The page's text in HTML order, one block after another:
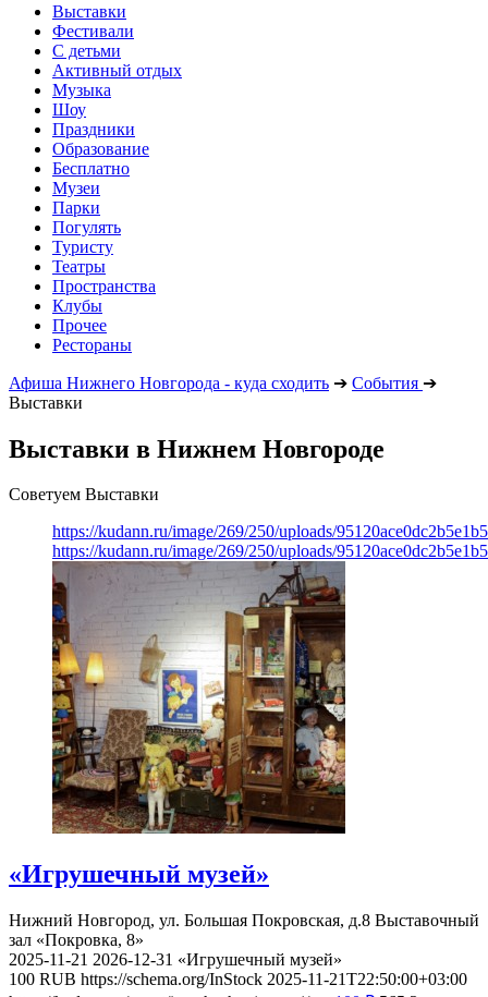
Выставки
Фестивали
С детьми
Активный отдых
Музыка
Шоу
Праздники
Образование
Бесплатно
Музеи
Парки
Погулять
Туристу
Театры
Пространства
Клубы
Прочее
Рестораны
Афиша Нижнего Новгорода - куда сходить ➔ События ➔
Выставки
Выставки в Нижнем Новгороде
Советуем Выставки
https://kudann.ru/image/269/250/uploads/
https://kudann.ru/image/269/250/uploads/
«Игрушечный музей»
Нижний Новгород, ул. Большая Покровская, д.8 Выставочный
зал «Покровка, 8»
2025-11-21 2026-12-31 «Игрушечный музей»
100 RUB https://schema.org/InStock 2025-11-21T22:50:00+03:00